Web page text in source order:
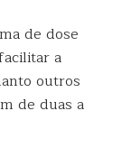
de dose
a
outros
de duas a